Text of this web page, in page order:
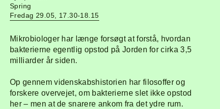
Spring
Fredag 29.05, 17.30-18.15
Mikrobiologer har længe forsøgt at forstå, hvordan
bakterierne egentlig opstod på Jorden for cirka 3,5
milliarder år siden.
Op gennem videnskabshistorien har filosoffer og
forskere overvejet, om bakterierne slet ikke opstod
her – men at de snarere ankom fra det ydre rum.